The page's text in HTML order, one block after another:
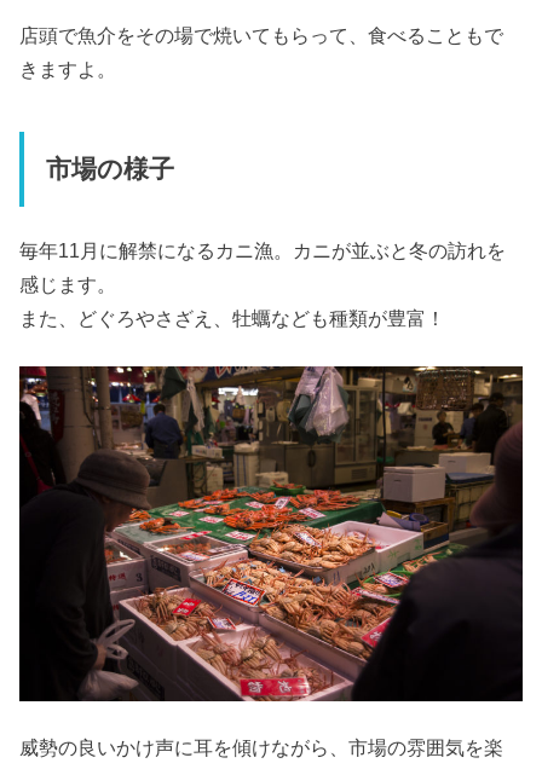
店頭で魚介をその場で焼いてもらって、食べることもで
きますよ。
市場の様子
毎年11月に解禁になるカニ漁。カニが並ぶと冬の訪れを
感じます。
また、どぐろやさざえ、牡蠣なども種類が豊富！
威勢の良いかけ声に耳を傾けながら、市場の雰囲気を楽